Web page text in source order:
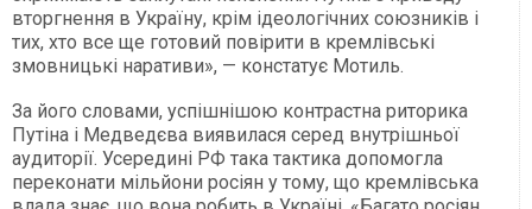
вторгнення в Україну, крім ідеологічних союзників і
тих, хто все ще готовий повірити в кремлівські
змовницькі наративи», — констатує Мотиль.
За його словами, успішнішою контрастна риторика
Путіна і Медведєва виявилася серед внутрішньої
аудиторії. Усередині РФ така тактика допомогла
переконати мільйони росіян у тому, що кремлівська